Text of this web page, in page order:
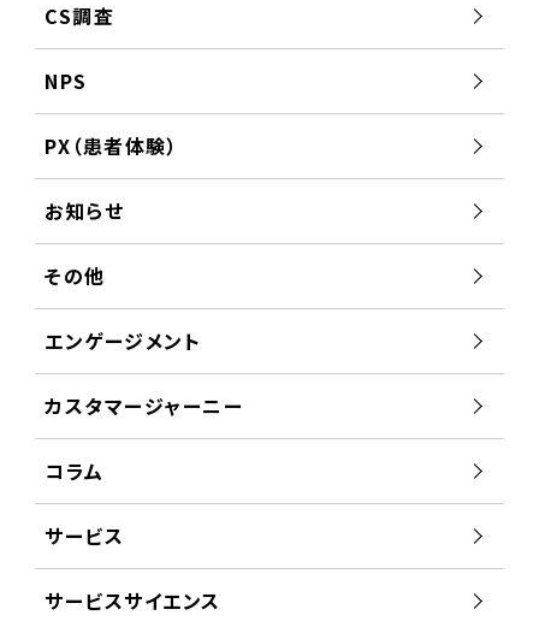
CS調査
NPS
PX（患者体験）
お知らせ
その他
エンゲージメント
カスタマージャーニー
コラム
サービス
サービスサイエンス